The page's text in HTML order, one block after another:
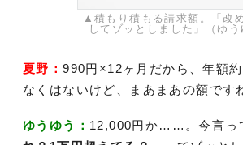
▲積もり積もる請求額。「改
してゾッとしました」（ゆう
夏野：990円×12ヶ月だから、年額
なくはないけど、まあまあの額です
ゆうゆう： 12,000円か……。今言っ